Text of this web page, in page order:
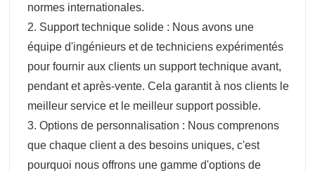
normes internationales.
2. Support technique solide : Nous avons une
équipe d'ingénieurs et de techniciens expérimentés
pour fournir aux clients un support technique avant,
pendant et après-vente. Cela garantit à nos clients le
meilleur service et le meilleur support possible.
3. Options de personnalisation : Nous comprenons
que chaque client a des besoins uniques, c'est
pourquoi nous offrons une gamme d'options de